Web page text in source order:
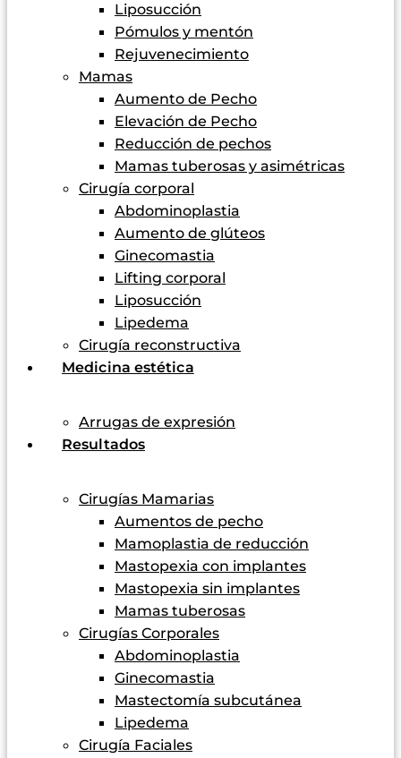
Liposucción
Pómulos y mentón
Rejuvenecimiento
Mamas
Aumento de Pecho
Elevación de Pecho
Reducción de pechos
Mamas tuberosas y asimétricas
Cirugía corporal
Abdominoplastia
Aumento de glúteos
Ginecomastia
Lifting corporal
Liposucción
Lipedema
Cirugía reconstructiva
Medicina estética
Arrugas de expresión
Resultados
Cirugías Mamarias
Aumentos de pecho
Mamoplastia de reducción
Mastopexia con implantes
Mastopexia sin implantes
Mamas tuberosas
Cirugías Corporales
Abdominoplastia
Ginecomastia
Mastectomía subcutánea
Lipedema
Cirugía Faciales